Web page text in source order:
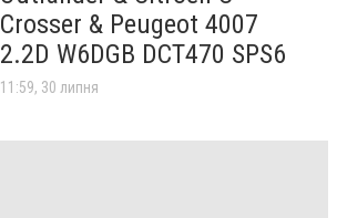
Crosser & Peugeot 4007
2.2D W6DGB DCT470 SPS6
11:59, 30 липня